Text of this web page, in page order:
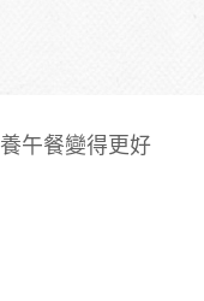
午餐變得更好